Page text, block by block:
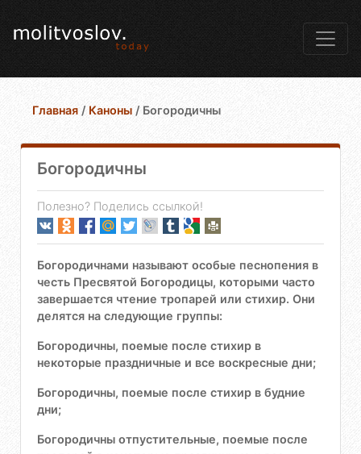
Главная / Каноны / Богородичны
Богородичны
Полезно? Поделись ссылкой!
Богородичнами называют особые песнопения в
честь Пресвятой Богородицы, которыми часто
завершается чтение тропарей или стихир. Они
делятся на следующие группы:
Богородичны, поемые после стихир в
некоторые праздничные и все воскресные дни;
Богородичны, поемые после стихир в будние
дни;
Богородичны отпустительные, поемые после